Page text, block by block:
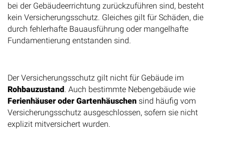
bei der Gebäudeerrichtung zurückzuführen sind, besteht
kein Versicherungsschutz. Gleiches gilt für Schäden, die
durch fehlerhafte Bauausführung oder mangelhafte
Fundamentierung entstanden sind.
Der Versicherungsschutz gilt nicht für Gebäude im
Rohbauzustand. Auch bestimmte Nebengebäude wie
Ferienhäuser oder Gartenhäuschen sind häufig vom
Versicherungsschutz ausgeschlossen, sofern sie nicht
explizit mitversichert wurden.